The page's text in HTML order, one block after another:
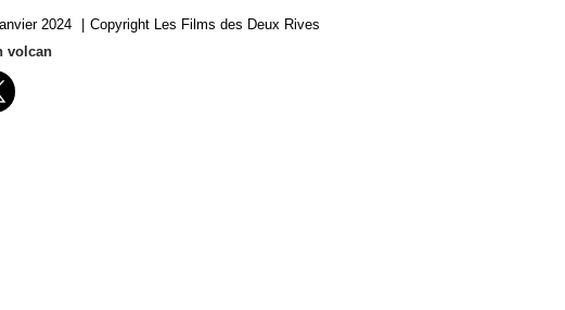
2024
Copyright Les Films des Deux Rives
volcan